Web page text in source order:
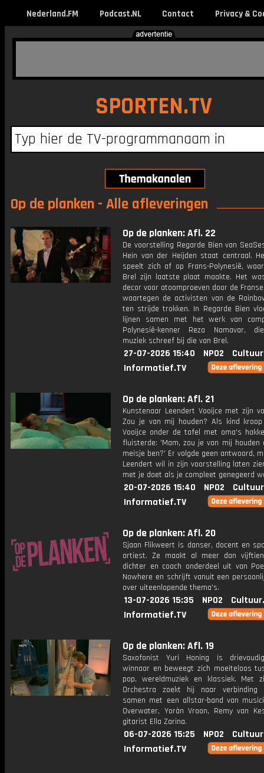
Nederland.FM Podcast.NL Contact Privacy &
SPORTEN.TV
Op de planken - Alle afleveringen
Op de planken: Afl. 22
De voorstelling Regarde Bien van
Hein van der Heijden staat centraal.
speelt zich af op Frans-Polynesië,
Brel zijn laatste plaat maakte. Het
decor voor atoomproeven door de
waartegen de activisten van de
ten strijde trokken. In Regarde Bien
lijnen samen met het werk van
Polynesië-kenner Reza Namavar,
muziek schreef bij die van Brel.
27-07-2026 15:40 NPO2
Informatief.TV
Op de planken: Afl. 21
Kunstenaar Leendert Vooijce met zijn
Zou je van mij houden? Als kind
Vooijce onder de tafel met oma's
fluisterde: 'Mam, zou je van mij houden
meisje ben?' Er volgde geen antwoord,
Leendert wil in zijn voorstelling laten
met je doet als je compleet genegeerd
20-07-2026 15:40 NPO2
Informatief.TV
Op de planken: Afl. 20
Sjaan Flikweert is danser, docent en
artiest. Ze maakt al meer dan
dichter en coach onderdeel uit van
Nowhere en schrijft vanuit een
over uiteenlopende thema's.
13-07-2026 15:35 NPO2
Informatief.TV
Op de planken: Afl. 19
Saxofonist Yuri Honing is
winnaar en beweegt zich moeiteloos
pop, wereldmuziek en klassiek. Met
Orchestra zoekt hij naar verbinding
samen met een allstar-band van
Overwater, Yoràn Vroon, Remy van
gitarist Ella Zarina.
06-07-2026 15:25 NPO2
Informatief.TV